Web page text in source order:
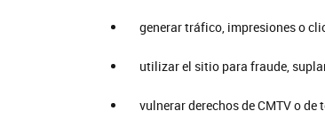
generar tráfico, impresiones o
utilizar el sitio para fraude,
vulnerar derechos de CMTV o de